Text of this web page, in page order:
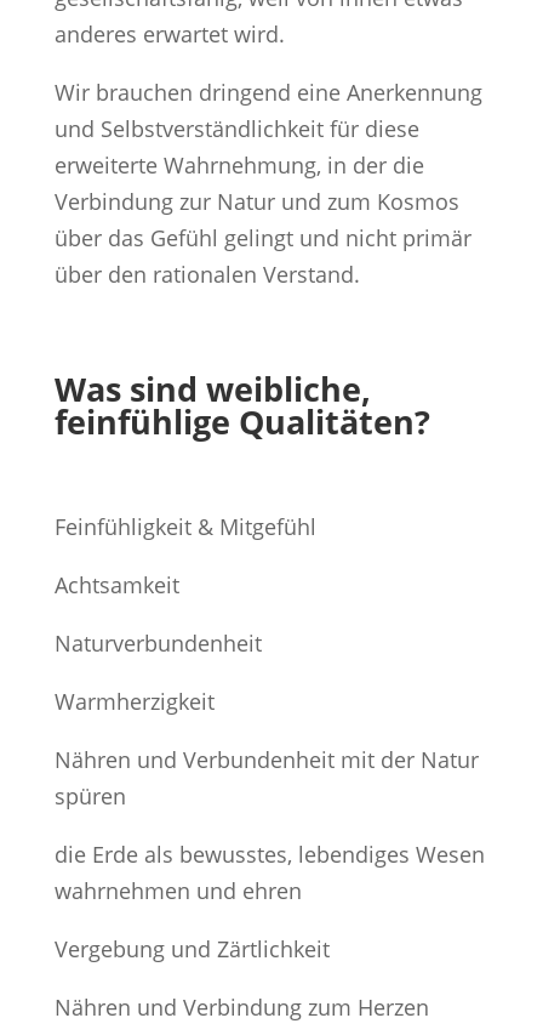
anderes erwartet wird.
Wir brauchen dringend eine Anerkennung
und Selbstverständlichkeit für diese
erweiterte Wahrnehmung, in der die
Verbindung zur Natur und zum Kosmos
über das Gefühl gelingt und nicht primär
über den rationalen Verstand.
Was sind weibliche,
feinfühlige Qualitäten?
Feinfühligkeit & Mitgefühl
Achtsamkeit
Naturverbundenheit
Warmherzigkeit
Nähren und Verbundenheit mit der Natur
spüren
die Erde als bewusstes, lebendiges Wesen
wahrnehmen und ehren
Vergebung und Zärtlichkeit
Nähren und Verbindung zum Herzen